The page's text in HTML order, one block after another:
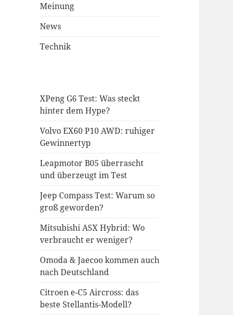
Meinung
News
Technik
XPeng G6 Test: Was steckt
hinter dem Hype?
Volvo EX60 P10 AWD: ruhiger
Gewinnertyp
Leapmotor B05 überrascht
und überzeugt im Test
Jeep Compass Test: Warum so
groß geworden?
Mitsubishi ASX Hybrid: Wo
verbraucht er weniger?
Omoda & Jaecoo kommen auch
nach Deutschland
Citroen e-C5 Aircross: das
beste Stellantis-Modell?